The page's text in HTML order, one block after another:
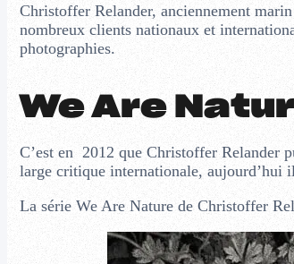
Christoffer Relander, anciennement
nombreux clients nationaux et
photographies.
We Are
C’est en 2012 que Christoffer Relander
large critique internationale, aujourd’hui
La série We Are Nature de Christoffer